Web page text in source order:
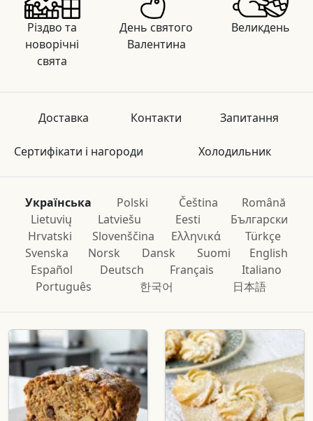
Різдво та
новорічні
свята
День святого
Валентина
Великдень
Доставка Контакти Запитання
Сертифікати і нагороди Холодильник
Українська Polski Čeština
Română
Lietuvių
Latviešu Eesti
Български
Hrvatski
Slovenščina Ελληνικά
Türkçe
Svenska
Norsk Dansk Suomi
English
Español
Deutsch Français
Italiano
Português
한국어 日本語